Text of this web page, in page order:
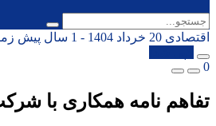
اقتصادی 20 خرداد 1404 - 1 سال پیش
0
تفاهم نامه همکاری با